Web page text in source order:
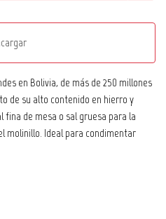
en Bolivia, de más de 250 millones
de su alto contenido en hierro y
de mesa o sal gruesa para la
molinillo. Ideal para condimentar